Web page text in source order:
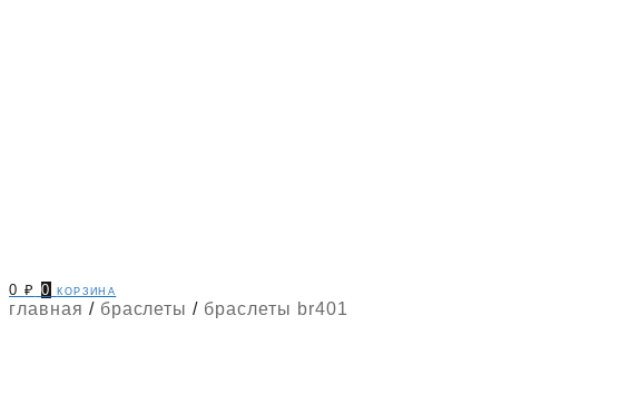
0₽ 0 корзина
главная / браслеты / браслеты br401